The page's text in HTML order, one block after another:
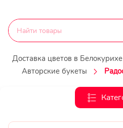
Доставка цветов в Белокурихе
Авторские букеты
Каталог букетов
Корзины с цветами
Авторские букеты